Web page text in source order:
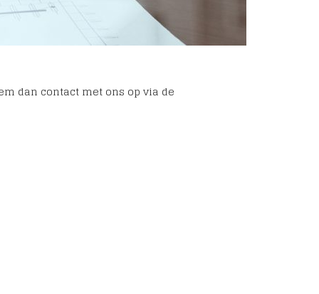
dan contact met ons op via de